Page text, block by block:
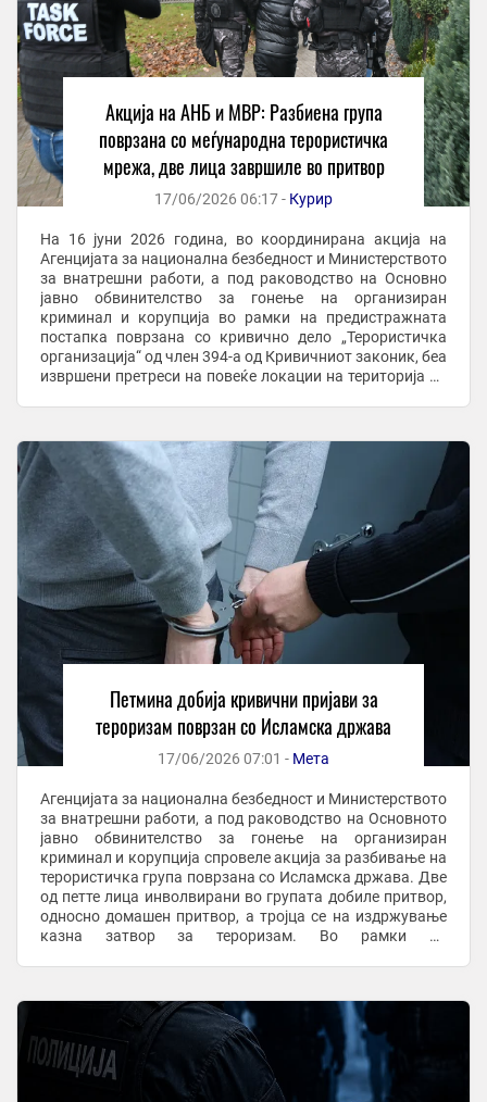
Акција на АНБ и МВР: Разбиена група
поврзана со меѓународна терористичка
мрежа, две лица завршиле во притвор
17/06/2026 06:17 - Курир
На 16 јуни 2026 година, во координирана акција на
Агенцијата за национална безбедност и Министерството
за внатрешни работи, а под раководство на Основно
јавно обвинителство за гонење на организиран
криминал и корупција во рамки на предистражната
постапка поврзана со кривично дело „Терористичка
организација“ од член 394-а од Кривичниот законик, беа
извршени претреси на повеќе локации на територија на
Петмина добија кривични пријави за
тероризам поврзан со Исламска држава
17/06/2026 07:01 - Мета
Агенцијата за национална безбедност и Министерството
за внатрешни работи, а под раководство на Основното
јавно обвинителство за гонење на организиран
криминал и корупција спровеле акција за разбивање на
терористичка група поврзана со Исламска држава. Две
од петте лица инволвирани во групата добиле притвор,
односно домашен притвор, а тројца се на издржување
казна затвор за тероризам. Во рамки на